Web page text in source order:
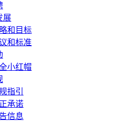
展
和目标
和标准
小红帽
指引
承诺
信息